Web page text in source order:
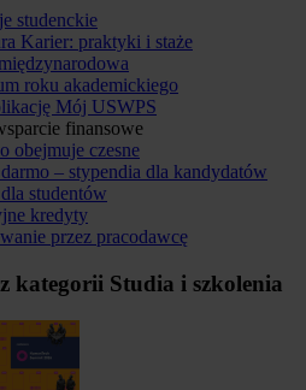
studenckie
Karier: praktyki i staże
roku akademickiego
Mój USWPS
finansowe
obejmuje czesne
– stypendia dla kandydatów
studentów
kredyty
przez pracodawcę
kategorii Studia i szkolenia